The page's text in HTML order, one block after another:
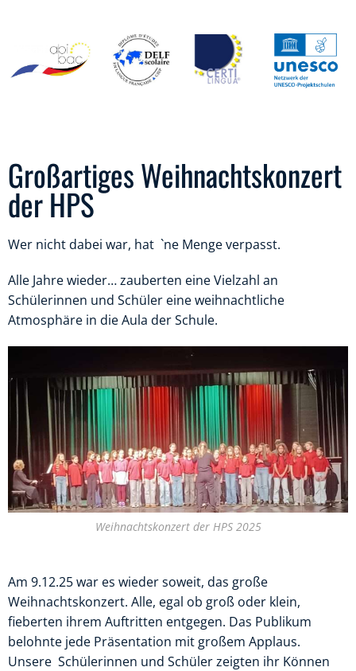
Großartiges Weihnachtskonzert
der HPS
Wer nicht dabei war, hat `ne Menge verpasst.
Alle Jahre wieder… zauberten eine Vielzahl an
Schülerinnen und Schüler eine weihnachtliche
Atmosphäre in die Aula der Schule.
Weihnachtskonzert der HPS 2025
Am 9.12.25 war es wieder soweit, das große
Weihnachtskonzert. Alle, egal ob groß oder klein,
fieberten ihrem Auftritten entgegen. Das Publikum
belohnte jede Präsentation mit großem Applaus.
Unsere Schülerinnen und Schüler zeigten ihr Können